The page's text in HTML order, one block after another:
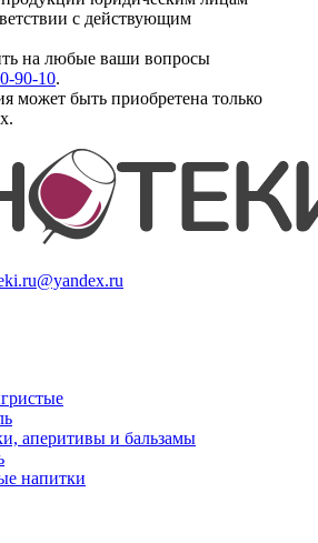
с действующим
на любые ваши вопросы
90-10.
может быть приобретена только
аперитивы и бальзамы
напитки